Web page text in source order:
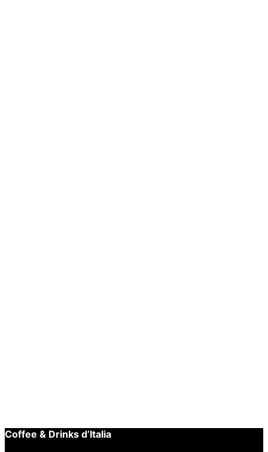
Coffee & Drinks d’Italia